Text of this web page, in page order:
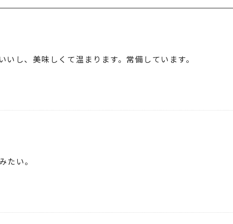
し、美味しくて温まります。常備しています。
たい。